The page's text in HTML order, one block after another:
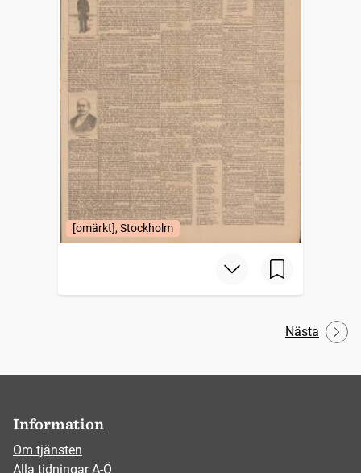
[omärkt], Stockholm
Nästa
Information
Om tjänsten
Alla tidningar A-Ö